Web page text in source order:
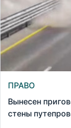
ПРАВО
Вынесен
стены